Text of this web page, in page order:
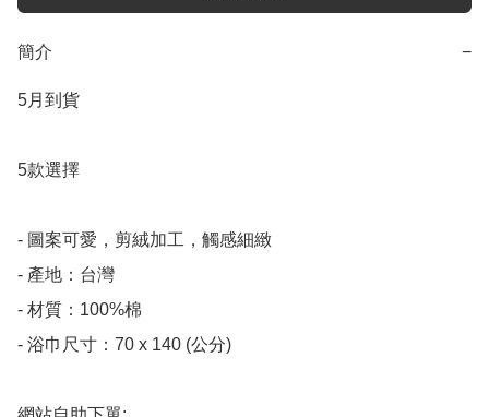
簡介 −
5月到貨
5款選擇
- 圖案可愛，剪絨加工，觸感細緻
- 產地：台灣
- 材質：100%棉
- 浴巾尺寸：70 x 140 (公分)